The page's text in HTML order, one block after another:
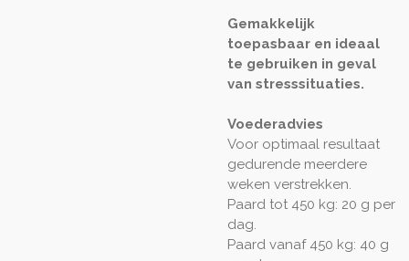
Gemakkelijk
toepasbaar en ideaal
te gebruiken in geval
van stresssituaties.
Voederadvies
Voor optimaal resultaat
gedurende meerdere
weken verstrekken.
Paard tot 450 kg: 20 g per
dag.
Paard vanaf 450 kg: 40 g